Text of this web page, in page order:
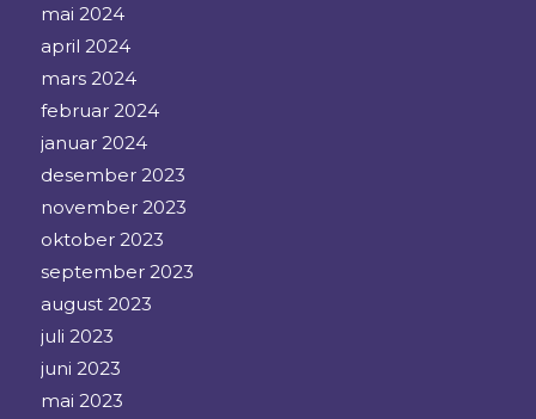
mai 2024
april 2024
mars 2024
februar 2024
januar 2024
desember 2023
november 2023
oktober 2023
september 2023
august 2023
juli 2023
juni 2023
mai 2023